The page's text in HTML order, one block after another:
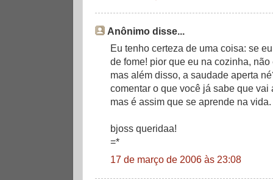
Anônimo disse...
Eu tenho certeza de uma coisa: se
de fome! pior que eu na cozinha,
mas além disso, a saudade aperta
comentar o que você já sabe que vai
mas é assim que se aprende na vida.
bjoss queridaa!
=*
17 de março de 2006 às 23:08